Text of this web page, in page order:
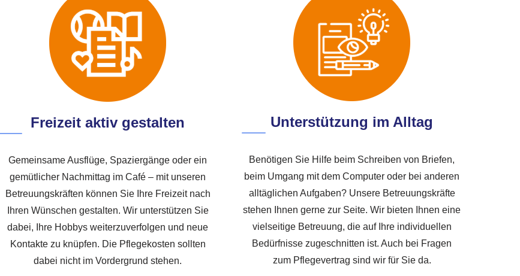
Freizeit aktiv gestalten
Gemeinsame Ausflüge, Spaziergänge oder ein
gemütlicher Nachmittag im Café – mit unseren
Betreuungskräften können Sie Ihre Freizeit nach
Ihren Wünschen gestalten. Wir unterstützen Sie
dabei, Ihre Hobbys weiterzuverfolgen und neue
Kontakte zu knüpfen. Die Pflegekosten sollten
dabei nicht im Vordergrund stehen.
Unterstützung im Alltag
Benötigen Sie Hilfe beim Schreiben von Briefen,
beim Umgang mit dem Computer oder bei anderen
alltäglichen Aufgaben? Unsere Betreuungskräfte
stehen Ihnen gerne zur Seite. Wir bieten Ihnen eine
vielseitige Betreuung, die auf Ihre individuellen
Bedürfnisse zugeschnitten ist. Auch bei Fragen
zum Pflegevertrag sind wir für Sie da.